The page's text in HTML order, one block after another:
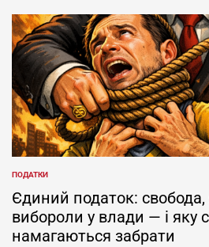
by
POSTED
IN
ПОДАТКИ
Єдиний податок: свобода,
вибороли у влади — і яку
намагаються забрати